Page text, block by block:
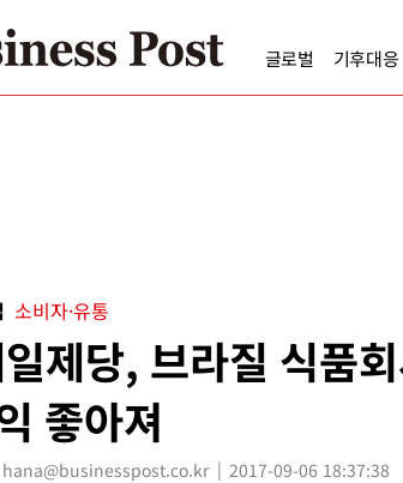
글로벌 기후대응
소비자·유통
제당, 브라질 식품
좋아져
hana@businesspost.co.kr 2017-09-06 18:37:38